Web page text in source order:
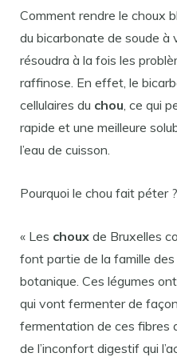
Comment rendre le choux
du bicarbonate de soude à
résoudra à la fois les
raffinose. En effet, le
cellulaires du chou , ce qui
rapide et une meilleure
l’eau de cuisson.
Pourquoi le chou fait péter ?
« Les choux de Bruxelles
font partie de la famille des
botanique. Ces légumes
qui vont fermenter de
fermentation de ces fibres
de l’inconfort digestif qui